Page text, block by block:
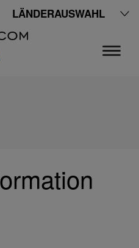
LÄNDERAUSWAHL